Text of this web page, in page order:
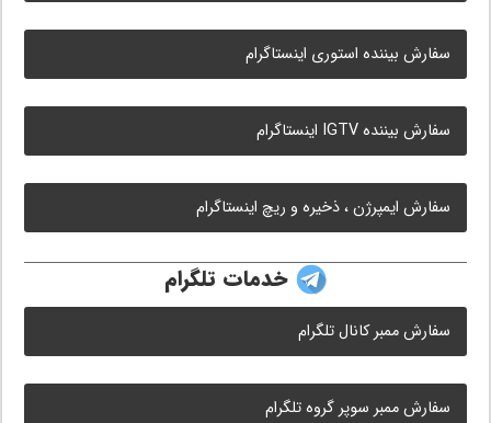
سفارش بیننده استوری اینستاگرام
سفارش بیننده IGTV اینستاگرام
سفارش ایمپرژن ، ذخیره و ریچ اینستاگرام
خدمات تلگرام
سفارش ممبر کانال تلگرام
سفارش ممبر سوپر گروه تلگرام